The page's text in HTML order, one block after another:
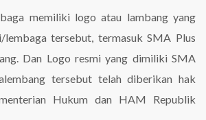
memiliki logo atau lambang yang
lembaga tersebut, termasuk SMA Plus
Dan Logo resmi yang dimiliki SMA
tersebut telah diberikan hak
Hukum dan HAM Republik